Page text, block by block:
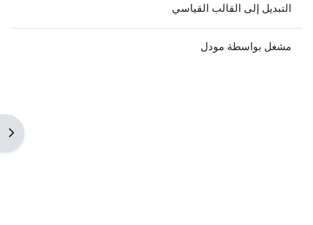
التبديل إلى القالب القياسي
مشغل بواسطة مودل